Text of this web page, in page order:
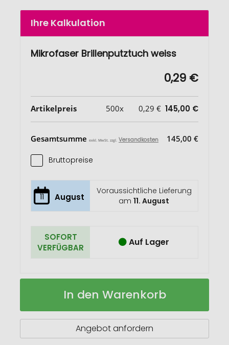
Ihre Kalkulation
Mikrofaser Brillenputztuch weiss
0,29 €
Artikelpreis 500x 0,29 € 145,00 €
Gesamtsumme exkl. MwSt. zzgl. Versandkosten 145,00 €
Bruttopreise
11 August
Voraussichtliche Lieferung
am11. August
SOFORT
VERFÜGBAR
Auf Lager
Mikrofaser
Brillenputztuch
Auf
In den Warenkorb
Angebot anfordern